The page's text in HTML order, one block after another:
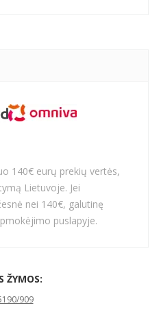
140€ eurų prekių vertės,
Lietuvoje. Jei
nei 140€, galutinę
puslapyje.
ŽYMOS:
909